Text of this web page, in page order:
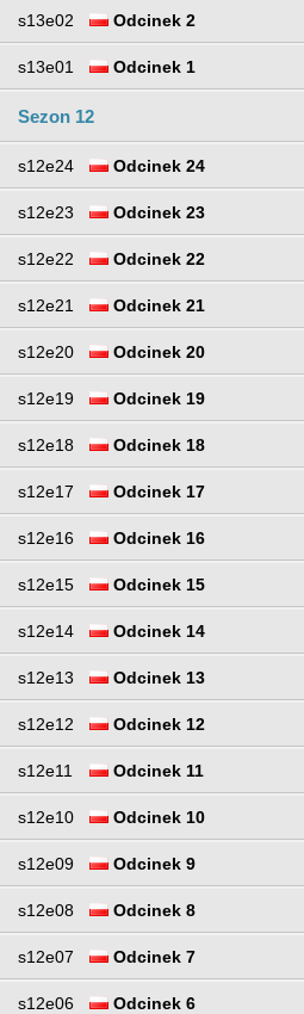
s13e02 Odcinek 2
s13e01 Odcinek 1
Sezon 12
s12e24 Odcinek 24
s12e23 Odcinek 23
s12e22 Odcinek 22
s12e21 Odcinek 21
s12e20 Odcinek 20
s12e19 Odcinek 19
s12e18 Odcinek 18
s12e17 Odcinek 17
s12e16 Odcinek 16
s12e15 Odcinek 15
s12e14 Odcinek 14
s12e13 Odcinek 13
s12e12 Odcinek 12
s12e11 Odcinek 11
s12e10 Odcinek 10
s12e09 Odcinek 9
s12e08 Odcinek 8
s12e07 Odcinek 7
s12e06 Odcinek 6